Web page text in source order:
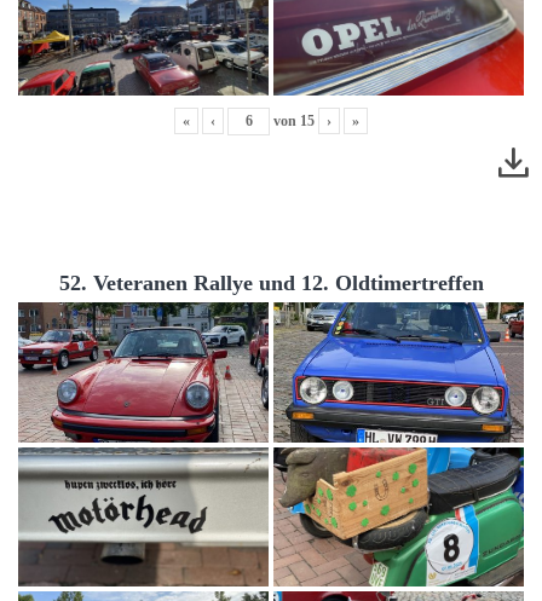
« ‹ von 15 › »
52. Veteranen Rallye und 12. Oldtimertreffen